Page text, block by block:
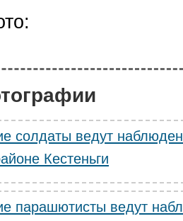
солдаты ведут
Кестеньги
парашютисты ведут